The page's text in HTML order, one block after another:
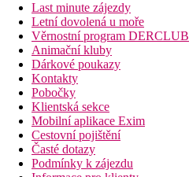
Last minute zájezdy
Letní dovolená u moře
Věrnostní program DERCLUB
Animační kluby
Dárkové poukazy
Kontakty
Pobočky
Klientská sekce
Mobilní aplikace Exim
Cestovní pojištění
Časté dotazy
Podmínky k zájezdu